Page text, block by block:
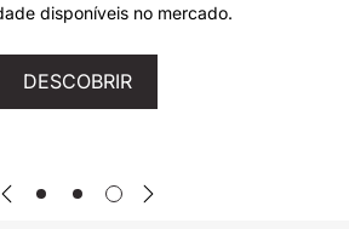
disponíveis no mercado.
DESCOBRIR